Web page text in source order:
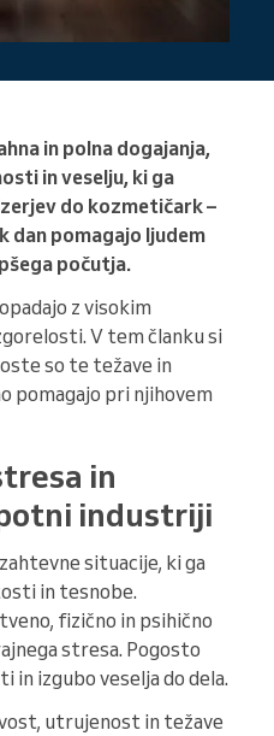
in polna dogajanja,
in veselju, ki ga
do kozmetičark –
dan pomagajo ljudem
počutja.
z visokim
V tem članku si
so te težave in
pomagajo pri njihovem
in
industriji
situacije, ki ga
in tesnobe.
fizično in psihično
stresa. Pogosto
izgubo veselja do dela.
utrujenost in težave